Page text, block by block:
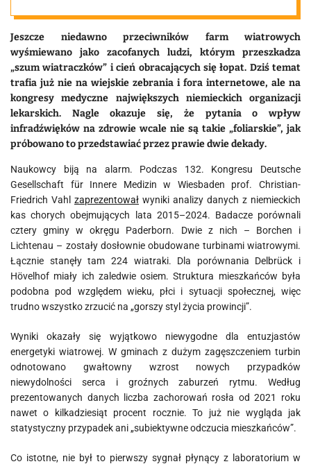
Jeszcze niedawno przeciwników farm wiatrowych
wyśmiewano jako zacofanych ludzi, którym przeszkadza
„szum wiatraczków” i cień obracających się łopat. Dziś temat
trafia już nie na wiejskie zebrania i fora internetowe, ale na
kongresy medyczne największych niemieckich organizacji
lekarskich. Nagle okazuje się, że pytania o wpływ
infradźwięków na zdrowie wcale nie są takie „foliarskie”, jak
próbowano to przedstawiać przez prawie dwie dekady.
Naukowcy biją na alarm. Podczas 132. Kongresu Deutsche
Gesellschaft für Innere Medizin w Wiesbaden prof.Christian-
Friedrich Vahl zaprezentował wyniki analizy danych z niemieckich
kas chorych obejmujących lata 2015–2024. Badacze porównali
cztery gminy w okręgu Paderborn. Dwie z nich – Borchen i
Lichtenau – zostały dosłownie obudowane turbinami wiatrowymi.
Łącznie stanęły tam 224 wiatraki. Dla porównania Delbrück i
Hövelhof miały ich zaledwie osiem. Struktura mieszkańców była
podobna pod względem wieku, płci i sytuacji społecznej, więc
trudno wszystko zrzucić na „gorszy styl życia prowincji”.
Wyniki okazały się wyjątkowo niewygodne dla entuzjastów
energetyki wiatrowej. W gminach z dużym zagęszczeniem turbin
odnotowano gwałtowny wzrost nowych przypadków
niewydolności serca i groźnych zaburzeń rytmu. Według
prezentowanych danych liczba zachorowań rosła od 2021 roku
nawet o kilkadziesiąt procent rocznie. To już nie wygląda jak
statystyczny przypadek ani „subiektywne odczucia mieszkańców”.
Co istotne, nie był to pierwszy sygnał płynący z laboratorium w